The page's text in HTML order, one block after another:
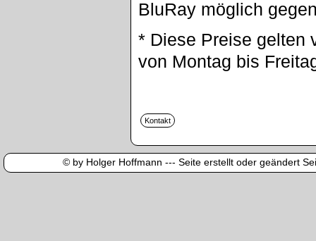
BluRay möglich
* Diese Preise gelten
von Montag bis
© by Holger Hoffmann --- Seite erstellt oder geändert